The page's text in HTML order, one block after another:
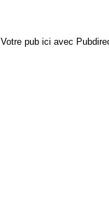
Votre pub ici avec